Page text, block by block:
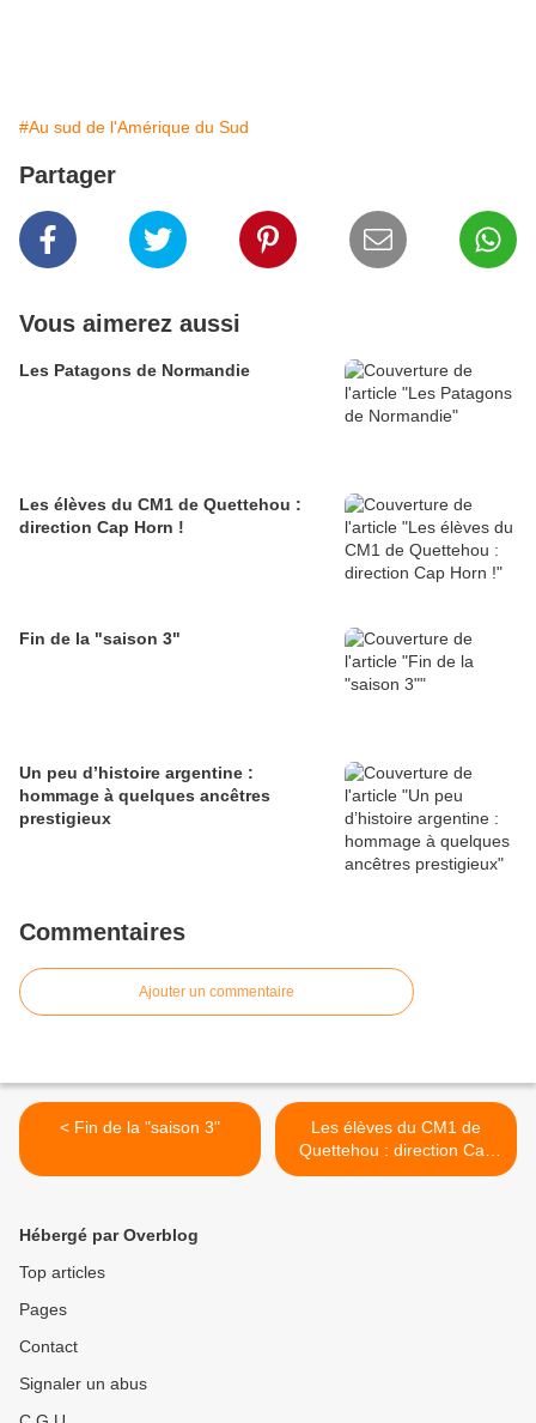
#Au sud de l'Amérique du Sud
Partager
Vous aimerez aussi
Les Patagons de Normandie
Les élèves du CM1 de Quettehou :
direction Cap Horn !
Fin de la "saison 3"
Un peu d’histoire argentine :
hommage à quelques ancêtres
prestigieux
Commentaires
Ajouter un commentaire
< Fin de la "saison 3"
Les élèves du CM1 de
Quettehou : direction Cap
Horn ! >
Hébergé par Overblog
Top articles
Pages
Contact
Signaler un abus